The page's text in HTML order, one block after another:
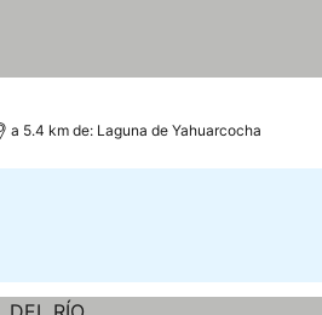
a 5.4 km de: Laguna de Yahuarcocha